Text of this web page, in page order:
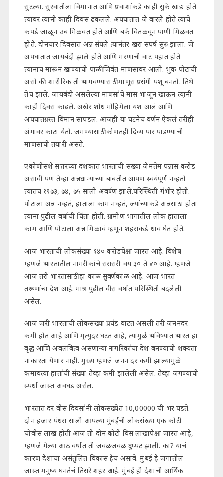
सुटल्या. सुरवातीला विमानात आणि प्रवाशांकडे काही सुके खाद्य होते
त्यावर त्यांनी काही दिवस ढकलले. अपघातात जे वारले होते त्यांचे
कपडे जाळून उब मिळवत होते आणि बर्फ वितळवून पाणी मिळवत
होते. दोनचार दिवसात अन्न संपले त्यानंतर खरा संघर्ष सुरु झाला. जे
अपघातात जायबंदी झाले होते आणि मरणाची वाट पहात होते
त्यांनाच मारून खाण्याची पाळी जिवंत माणसांवर आली. भुक पोटाची
असो की शारीरिक ती भागवण्यासाठी माणूस प्रसंगी पशू बनतो. तिथे
तेच झाले. जायबंदी असलेल्या माणसांचे मास भाजून खाऊन त्या़नी
काही दिवस काढले. अखेर शोध मोहिमेला यश आलं आणि
अपघातग्रस्त विमान सापडलं. आजही या घटनेचं वर्णन ऐकलं तरीही
अंगावर काटा येतो. जगण्यासाठी कोणतही दिव्य पार पाडण्याची
माणसाची तयारी असते.
एकोणीसशे सत्तरच्या दशकात भारताची संख्या जेमतेम पन्नास करोड
असावी पण तेव्हा अन्नधान्याच्या बाबतीत आपण स्वयंपूर्ण नव्हतो
त्यातच १९७३, ७४, ७५ साली अवर्षण झाले.परिस्थिती गंभीर होती.
पोटाला अन्न नव्हतं, हाताला काम नव्हतं, ज्यांच्याकडे अन्नसाठा होता
त्यांना पुढील वर्षाची चिंता होती. ग्रामीण भागातील लोक हाताला
काम आणि पोटाला अन्न मिळावं म्हणून शहराकडे धाव घेत होते.
आज भारताची लोकसंख्या १४० करोडपेक्षा जास्त आहे. विशेष
म्हणजे भारतातील नागरीकांचे सरासरी वय ३० ते ४० आहे. म्हणजे
आज तरी भारतासाठी हा काळ सुवर्णकाळ आहे. आज भारत
तरूणांचा देश आहे. मात्र पुढील वीस वर्षात परिस्थिती बदलेली
असेल.
आज जरी भारताची लोकसंख्या प्रचंड वाटत असली तरी जननदर
कमी होत आहे आणि मृत्युदर घटत आहे, त्यामुळे भविष्यात भारत हा
वृद्ध आणि अवलंबित्व असणाऱ्या नागरिकांचा देश बनण्याची शक्यता
नाकारता येणार नाही. मुख्य म्हणजे जनन दर कमी झाल्यामुळे
कमावत्या हातांची संख्या तेव्हा कमी झालेली असेल. तेव्हा जगण्याची
स्पर्धा जास्त अवघड असेल.
भारतात दर वीस दिवसांनी लोकसंख्येत 10,00000 ची भर पडते.
दोन हजार पंधरा साली आपल्या मुंबईची लोकसंख्या एक कोटी
चोवीस लाख होती आज ती दोन कोटी विस लाखापेक्षा जास्त आहे,
म्हणजे गेल्या आठ वर्षात ती जवळजवळ दुप्पट झाली. का? याचं
कारण देशाचा असंतुलित विकास हेच असावे. मुंबई हे जगातील
जास्त मनुष्य घनतेचं तिसरे शहर आहे. मुंबई ही देशाची आर्थिक